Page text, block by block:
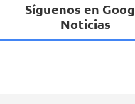
Síguenos en
Noticias